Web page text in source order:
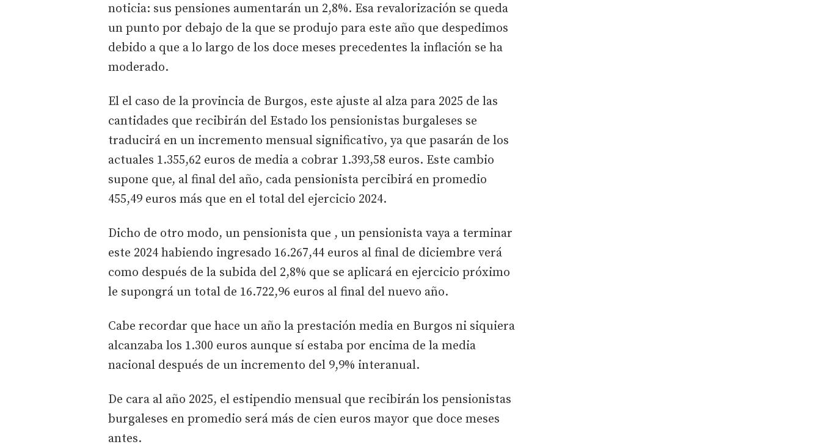
noticia: sus pensiones aumentarán un 2,8%. Esa revalorización se queda
un punto por debajo de la que se produjo para este año que despedimos
debido a que a lo largo de los doce meses precedentes la inflación se ha
moderado.
El el caso de la provincia de Burgos, este ajuste al alza para 2025 de las
cantidades que recibirán del Estado los pensionistas burgaleses se
traducirá en un incremento mensual significativo, ya que pasarán de los
actuales 1.355,62 euros de media a cobrar 1.393,58 euros. Este cambio
supone que, al final del año, cada pensionista percibirá en promedio
455,49 euros más que en el total del ejercicio 2024.
Dicho de otro modo, un pensionista que , un pensionista vaya a terminar
este 2024 habiendo ingresado 16.267,44 euros al final de diciembre verá
como después de la subida del 2,8% que se aplicará en ejercicio próximo
le supongrá un total de 16.722,96 euros al final del nuevo año.
Cabe recordar que hace un año la prestación media en Burgos ni siquiera
alcanzaba los 1.300 euros aunque sí estaba por encima de la media
nacional después de un incremento del 9,9% interanual.
De cara al año 2025, el estipendio mensual que recibirán los pensionistas
burgaleses en promedio será más de cien euros mayor que doce meses
antes.